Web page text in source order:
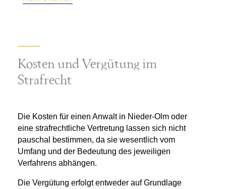
Kosten und Vergütung im
Strafrecht
Die Kosten für einen Anwalt in Nieder-Olm oder
eine strafrechtliche Vertretung lassen sich nicht
pauschal bestimmen, da sie wesentlich vom
Umfang und der Bedeutung des jeweiligen
Verfahrens abhängen.
Die Vergütung erfolgt entweder auf Grundlage